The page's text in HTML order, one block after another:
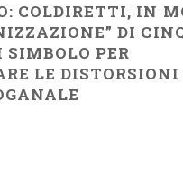
COLDIRETTI, IN
DI
SIMBOLO PER
LE DISTORSIONI